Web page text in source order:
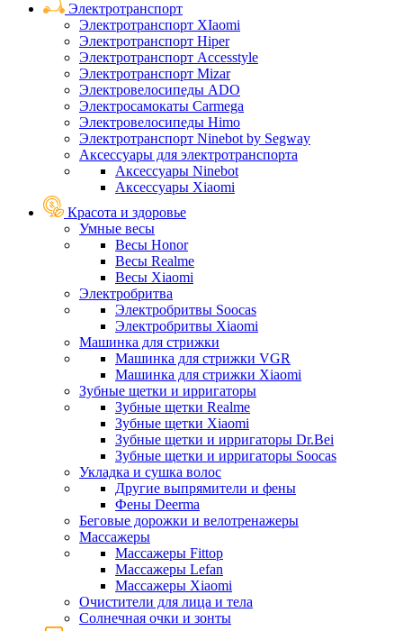
Электротранспорт
Электротранспорт XIaomi
Электротранспорт Hiper
Электротранспорт Accesstyle
Электротранспорт Mizar
Электровелосипеды ADO
Электросамокаты Carmega
Электровелосипеды Himo
Электротранспорт Ninebot by Segway
Аксессуары для электротранспорта
Аксессуары Ninebot
Аксессуары Xiaomi
Красота и здоровье
Умные весы
Весы Honor
Весы Realme
Весы Xiaomi
Электробритва
Электробритвы Soocas
Электробритвы Xiaomi
Машинка для стрижки
Машинка для стрижки VGR
Машинка для стрижки Xiaomi
Зубные щетки и ирригаторы
Зубные щетки Realme
Зубные щетки Xiaomi
Зубные щетки и ирригаторы Dr.Bei
Зубные щетки и ирригаторы Soocas
Укладка и сушка волос
Другие выпрямители и фены
Фены Deerma
Беговые дорожки и велотренажеры
Массажеры
Массажеры Fittop
Массажеры Lefan
Массажеры Xiaomi
Очистители для лица и тела
Солнечная очки и зонты